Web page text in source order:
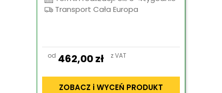
Transport Cała Europa
od 462,00zł z VAT
ZOBACZ i WYCEŃ PRODUKT